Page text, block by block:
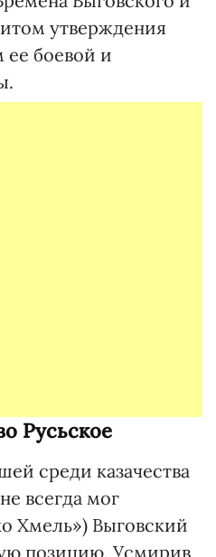
утверждения
боевой и
Русьское
среди казачества
всегда мог
Хмель») Выговский
позицию. Усмирив